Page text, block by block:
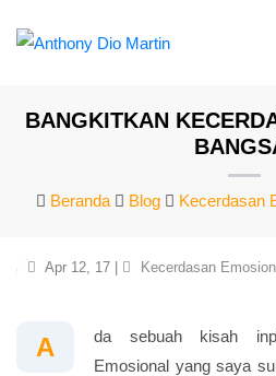
BANGKITKAN
Beranda Blog Kecerdasan
Apr 12, 17 | Kecerdasan
A
da sebuah kisah
Emosional yang saya